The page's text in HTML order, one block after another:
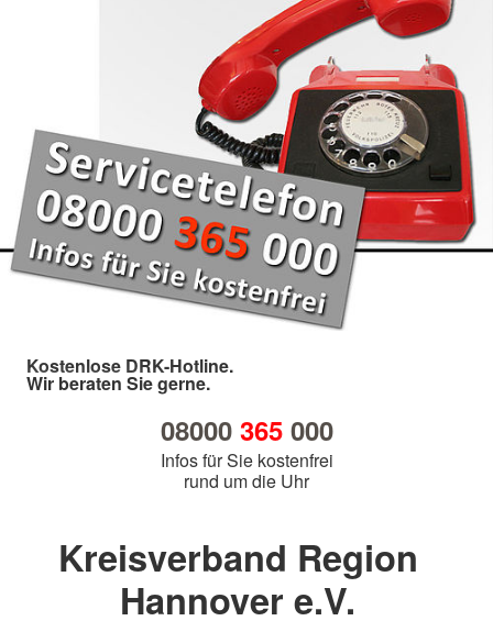
Kostenlose DRK-Hotline.
Wir beraten Sie gerne.
08000 365000
Infos für Sie kostenfrei
rund um die Uhr
Kreisverband Region
Hannover e.V.